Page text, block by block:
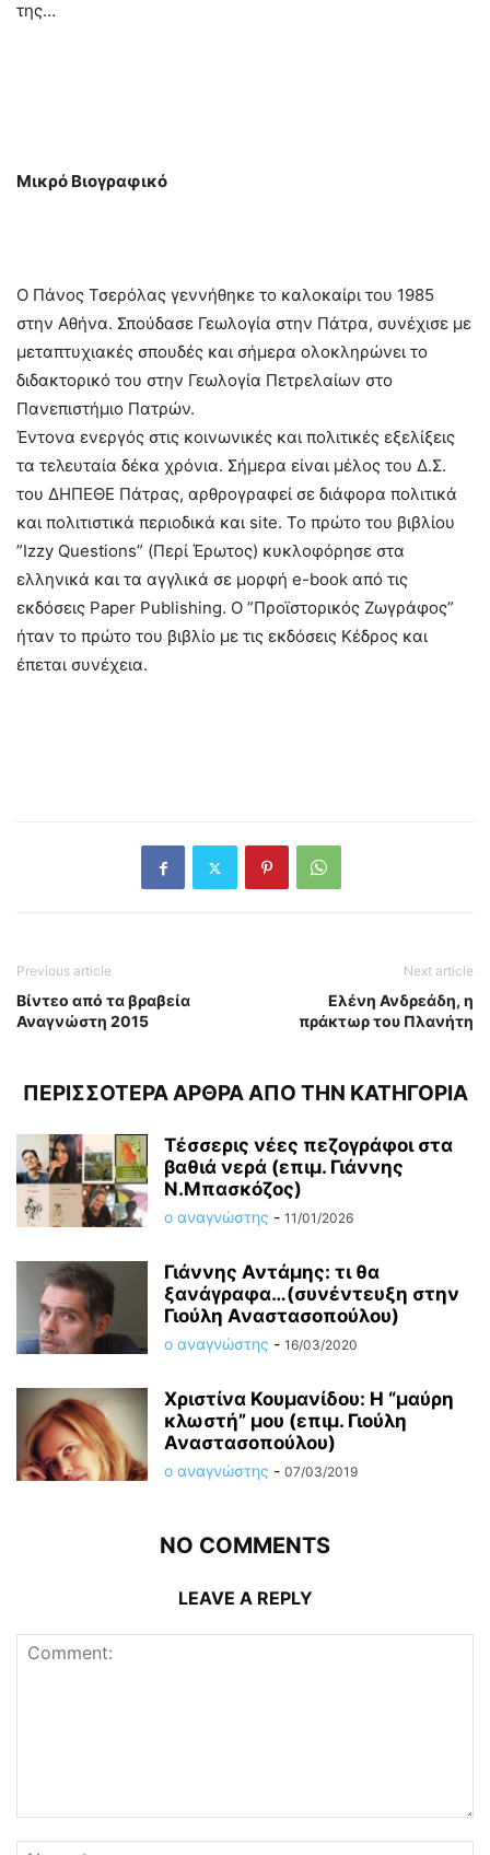
της…
Μικρό Βιογραφικό
Ο Πάνος Τσερόλας γεννήθηκε το καλοκαίρι του 1985
στην Αθήνα. Σπούδασε Γεωλογία στην Πάτρα, συνέχισε με
μεταπτυχιακές σπουδές και σήμερα ολοκληρώνει το
διδακτορικό του στην Γεωλογία Πετρελαίων στο
Πανεπιστήμιο Πατρών.
Έντονα ενεργός στις κοινωνικές και πολιτικές εξελίξεις
τα τελευταία δέκα χρόνια. Σήμερα είναι μέλος του Δ.Σ.
του ΔΗΠΕΘΕ Πάτρας, αρθρογραφεί σε διάφορα πολιτικά
και πολιτιστικά περιοδικά και site. Το πρώτο του βιβλίου
”Izzy Questions” (Περί Έρωτος) κυκλοφόρησε στα
ελληνικά και τα αγγλικά σε μορφή e-book από τις
εκδόσεις Paper Publishing. Ο ”Προϊστορικός Ζωγράφος”
ήταν το πρώτο του βιβλίο με τις εκδόσεις Κέδρος και
έπεται συνέχεια.
Previous article
Βίντεο από τα βραβεία
Αναγνώστη 2015
Next article
Ελένη Ανδρεάδη, η
πράκτωρ του Πλανήτη
ΠΕΡΙΣΣΟΤΕΡΑ ΑΡΘΡΑ ΑΠΟ ΤΗΝ ΚΑΤΗΓΟΡΙΑ
Τέσσερις νέες πεζογράφοι στα
βαθιά νερά (επιμ. Γιάννης
Ν.Μπασκόζος)
ο αναγνώστης - 11/01/2026
Γιάννης Αντάμης: τι θα
ξανάγραφα…(συνέντευξη στην
Γιούλη Αναστασοπούλου)
ο αναγνώστης - 16/03/2020
Χριστίνα Κουμανίδου: Η “μαύρη
κλωστή” μου (επιμ. Γιούλη
Αναστασοπούλου)
ο αναγνώστης - 07/03/2019
NO COMMENTS
LEAVE A REPLY